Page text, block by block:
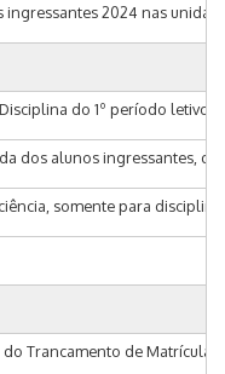
2024 nas
do 1º período letivo
dos alunos ingressantes,
somente para
Trancamento de Matrícula